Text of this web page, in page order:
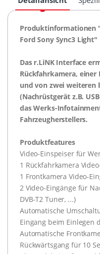
Produktinformationen
Ford Sony Sync3 Light"
Das r.LiNK Interface
Rückfahrkamera,
und von zwei weiteren
(Nachrüstgerät z.B.
das Werks-
Fahrzeugherstellers.
Produktfeatures
Video-Einspeiser für
1 Rückfahrkamera
1 Frontkamera Video-
2 Video-Eingänge für
DVB-T2 Tuner, ...)
Automatische
Eingang beim Einlegen
Automatische
Rückwärtsgang für 10